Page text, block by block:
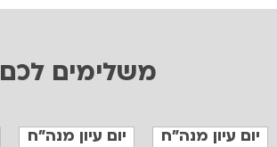
משלימים לכם
יום עיון מנה"ח
יום עיון מנה"ח